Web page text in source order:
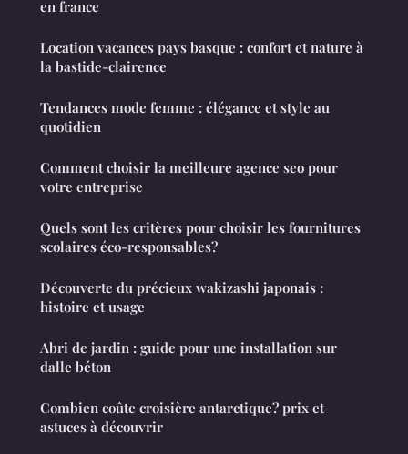
en france
Location vacances pays basque : confort et nature à
la bastide-clairence
Tendances mode femme : élégance et style au
quotidien
Comment choisir la meilleure agence seo pour
votre entreprise
Quels sont les critères pour choisir les fournitures
scolaires éco-responsables?
Découverte du précieux wakizashi japonais :
histoire et usage
Abri de jardin : guide pour une installation sur
dalle béton
Combien coûte croisière antarctique? prix et
astuces à découvrir